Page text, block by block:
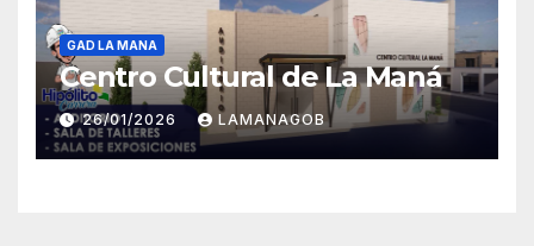
GAD LA MANA
Centro Cultural de La Maná
26/01/2026 LAMANAGOB